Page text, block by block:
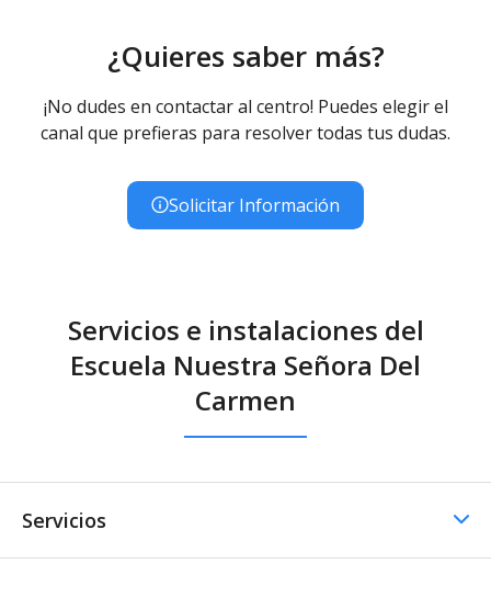
¿Quieres saber más?
¡No dudes en contactar al centro! Puedes elegir el
canal que prefieras para resolver todas tus dudas.
Solicitar Información
Servicios e instalaciones del
Escuela Nuestra Señora Del
Carmen
Servicios